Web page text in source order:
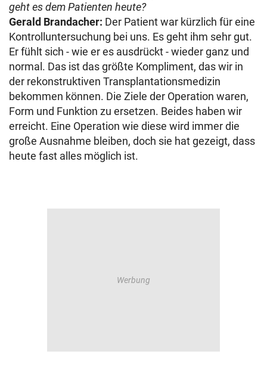
geht es dem Patienten heute?
Gerald Brandacher: Der Patient war kürzlich für eine
Kontrolluntersuchung bei uns. Es geht ihm sehr gut.
Er fühlt sich - wie er es ausdrückt - wieder ganz und
normal. Das ist das größte Kompliment, das wir in
der rekonstruktiven Transplantationsmedizin
bekommen können. Die Ziele der Operation waren,
Form und Funktion zu ersetzen. Beides haben wir
erreicht. Eine Operation wie diese wird immer die
große Ausnahme bleiben, doch sie hat gezeigt, dass
heute fast alles möglich ist.